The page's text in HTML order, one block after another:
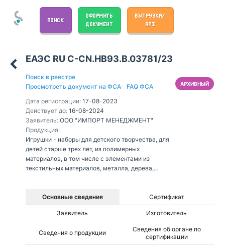
ПОИСК
ОФОРМИТЬ
ДОКУМЕНТ
ВЫГРУЗКА/
API
ЕАЭС RU С-CN.НВ93.В.03781/23
Поиск в реестре
Просмотреть документ на ФСА · FAQ ФСА
Дата регистрации: 17-08-2023
Действует до: 16-08-2024
Заявитель: ООО "ИМПОРТ МЕНЕДЖМЕНТ"
Продукция:
Игрушки - наборы для детского творчества, для
детей старше трех лет, из полимерных
материалов, в том числе с элементами из
текстильных материалов, металла, дерева,
источников тока (батарейки), в том числе со
звуковыми эффектами:
АРХИВНЫЙ
Основные сведения Сертификат
Заявитель Изготовитель
Сведения о продукции
Сведения об органе по
сертификации